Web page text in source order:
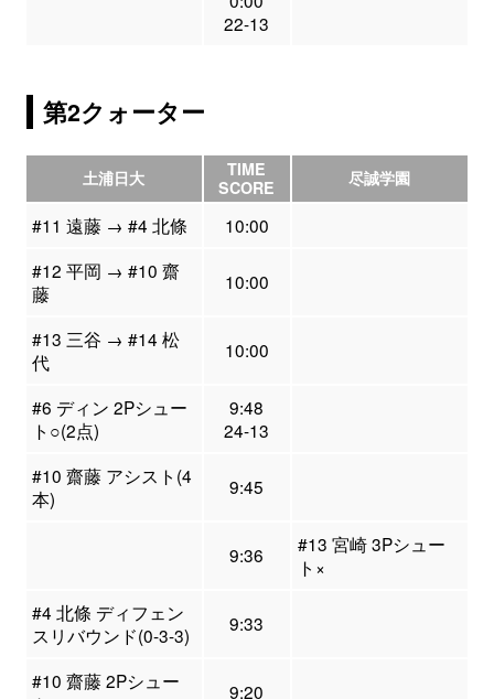
22-13
第2クォーター
土浦日大
TIME
SCORE
尽誠学園
#11 遠藤 → #4 北條
10:00
#12 平岡 → #10 齋
藤
10:00
#13 三谷 → #14 松
代
10:00
#6 ディン 2Pシュー
ト○(2点)
9:48
24-13
#10 齋藤 アシスト(4
本)
9:45
9:36
#13 宮崎 3Pシュー
ト×
#4 北條 ディフェン
スリバウンド(0-3-3)
9:33
#10 齋藤 2Pシュー
9:20